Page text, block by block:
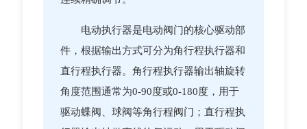
电动执行器是电动阀门的核心驱动部
件，根据输出方式可分为角行程执行器和
直行程执行器。角行程执行器输出轴旋转
角度范围通常为0-90度或0-180度，用于
驱动蝶阀、球阀等角行程阀门；直行程执